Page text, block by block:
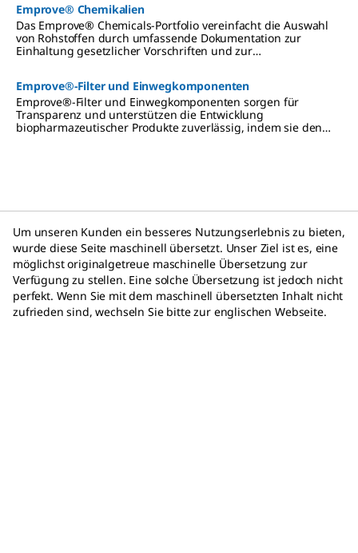
Emprove® Chemikalien
Das Emprove® Chemicals-Portfolio vereinfacht die Auswahl
von Rohstoffen durch umfassende Dokumentation zur
Einhaltung gesetzlicher Vorschriften und zur
Emprove®-Filter und Einwegkomponenten
Emprove®-Filter und Einwegkomponenten sorgen für
Transparenz und unterstützen die Entwicklung
biopharmazeutischer Produkte zuverlässig, indem sie den
Um unseren Kunden ein besseres Nutzungserlebnis zu bieten,
wurde diese Seite maschinell übersetzt. Unser Ziel ist es, eine
möglichst originalgetreue maschinelle Übersetzung zur
Verfügung zu stellen. Eine solche Übersetzung ist jedoch nicht
perfekt. Wenn Sie mit dem maschinell übersetzten Inhalt nicht
zufrieden sind, wechseln Sie bitte zur englischen Webseite.